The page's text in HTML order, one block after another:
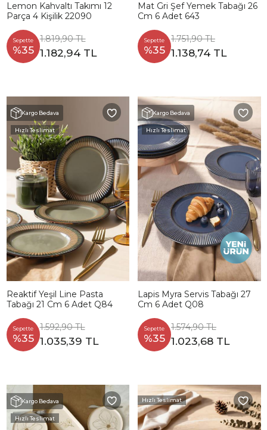
Lemon Kahvaltı Takımı 12
Parça 4 Kişilik 22090
Sepette
%35
1.819,90 TL
1.182,94 TL
Mat Gri Şef Yemek Tabağı 26
Cm 6 Adet 643
Sepette
%35
1.751,90 TL
1.138,74 TL
Kargo Bedava
Hızlı Teslimat
Reaktif Yeşil Line Pasta
Tabağı 21 Cm 6 Adet Q84
Sepette
%35
1.592,90 TL
1.035,39 TL
Kargo Bedava
Hızlı Teslimat
Lapis Myra Servis Tabağı 27
Cm 6 Adet Q08
Sepette
%35
1.574,90 TL
1.023,68 TL
Kargo Bedava
Hızlı Teslimat
Hızlı Teslimat